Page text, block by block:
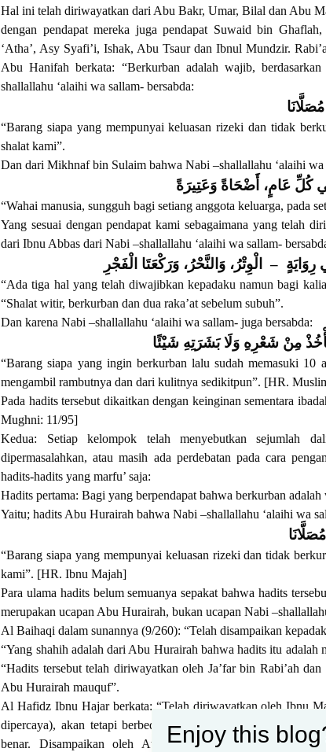
Hal ini telah diriwayatkan dari Abu Bakr, Umar, Bilal dan Abu
dengan pendapat mereka juga pendapat Suwaid bin
‘Atha’, Asy Syafi’i, Ishak, Abu Tsaur dan Ibnul Mundzir.
Abu Hanifah berkata: “Berkurban adalah wajib,
shallallahu ‘alaihi wa sallam- bersabda:
“Barang siapa yang mempunyai keluasan rizeki dan tidak
shalat kami”.
Dan dari Mikhnaf bin Sulaim bahwa Nabi –shallallahu ‘alaihi wa
كُلِّ عَامٍ، أَضْحَاةً وَعَتِيرَةً
“Wahai manusia, sungguh bagi setiang anggota keluarga, pada
Yang sesuai dengan pendapat kami sebagaimana yang telah
dari Ibnu Abbas dari Nabi –shallallahu ‘alaihi wa sallam-
– الْوِتْرُ، وَالنَّحْرُ، وَرَكْعَتَا الْفَجْرِ
“Ada tiga hal yang telah diwajibkan kepadaku namun bagi
“Shalat witir, berkurban dan dua raka’at sebelum subuh”.
Dan karena Nabi –shallallahu ‘alaihi wa sallam- juga bersabda:
مِنْ شَعْرِهِ وَلَا بَشَرَتِهِ شَيْئًا
“Barang siapa yang ingin berkurban lalu sudah memasuki
mengambil rambutnya dan dari kulitnya sedikitpun”. [HR.
Pada hadits tersebut dikaitkan dengan keinginan sementara
Mughni: 11/95]
Kedua: Setiap kelompok telah menyebutkan sejumlah
dipermasalahkan, atau masih ada perdebatan pada cara
hadits-hadits yang marfu’ saja:
Hadits pertama: Bagi yang berpendapat bahwa berkurban adalah
Yaitu; hadits Abu Hurairah bahwa Nabi –shallallahu ‘alaihi wa
“Barang siapa yang mempunyai keluasan rizeki dan tidak
kami”. [HR. Ibnu Majah]
Para ulama hadits belum semuanya sepakat bahwa hadits
merupakan ucapan Abu Hurairah, bukan ucapan Nabi
Al Baihaqi dalam sunannya (9/260): “Telah disampaikan
“Yang shahih adalah dari Abu Hurairah bahwa hadits itu
“Hadits tersebut telah diriwayatkan oleh Ja’far bin Rabi’ah
Abu Hurairah mauquf”.
Al Hafidz Ibnu Hajar berkata: “Telah diriwayatkan oleh Ibnu
dipercaya), akan tetapi berbeda pendapat dalam hal marfu’
benar. Disampaikan oleh Ath Thahawi dan yang lainnya
Enjoy this